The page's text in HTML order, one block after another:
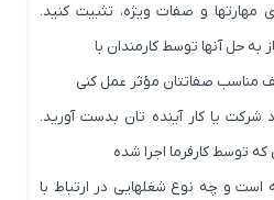
و صفات ویژه، تثبیت کنید.
آنها توسط کارمندان با
صفاتتان مؤثر عمل کنی
یا کار آینده تان بدست آورید.
کارفرما اجرا شده
و چه نوع شغلهایی در ارتباط با